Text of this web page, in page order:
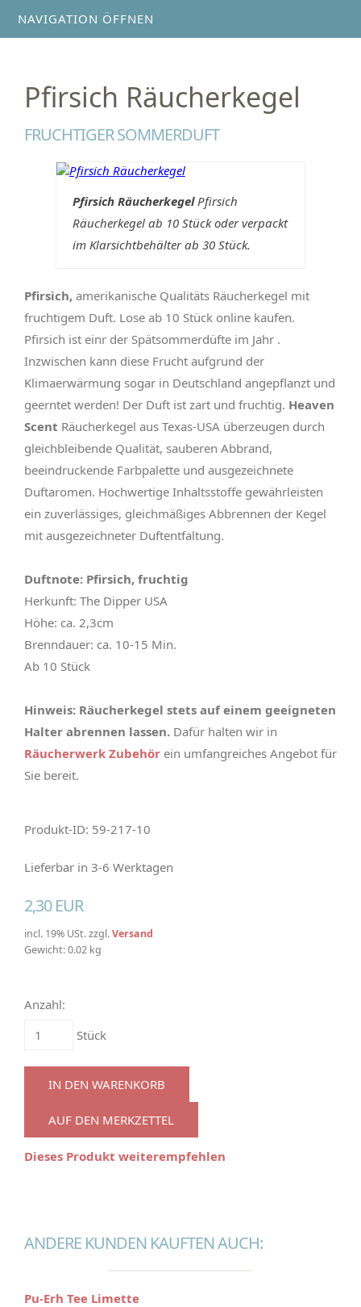
NAVIGATION ÖFFNEN
Pfirsich Räucherkegel
FRUCHTIGER SOMMERDUFT
Pfirsich RäucherkegelPfirsich
Räucherkegel ab 10 Stück oder verpackt
im Klarsichtbehälter ab 30 Stück.
Pfirsich, amerikanische Qualitäts Räucherkegel mit
fruchtigem Duft. Lose ab 10 Stück online kaufen.
Pfirsich ist einr der Spätsommerdüfte im Jahr .
Inzwischen kann diese Frucht aufgrund der
Klimaerwärmung sogar in Deutschland angepflanzt und
geerntet werden! Der Duft ist zart und fruchtig. Heaven
Scent Räucherkegel aus Texas-USA überzeugen durch
gleichbleibende Qualität, sauberen Abbrand,
beeindruckende Farbpalette und ausgezeichnete
Duftaromen. Hochwertige Inhaltsstoffe gewährleisten
ein zuverlässiges, gleichmäßiges Abbrennen der Kegel
mit ausgezeichneter Duftentfaltung.
Duftnote: Pfirsich, fruchtig
Herkunft: The Dipper USA
Höhe: ca. 2,3cm
Brenndauer: ca. 10-15 Min.
Ab 10 Stück
Hinweis: Räucherkegel stets auf einem geeigneten
Halter abrennen lassen. Dafür halten wir in
Räucherwerk Zubehör ein umfangreiches Angebot für
Sie bereit.
Produkt-ID: 59-217-10
Lieferbar in 3-6 Werktagen
2,30 EUR
incl. 19% USt. zzgl.Versand
Gewicht: 0.02 kg
Anzahl:
Stück
IN DEN WARENKORB
AUF DEN MERKZETTEL
Dieses Produkt weiterempfehlen
ANDERE KUNDEN KAUFTEN AUCH:
Pu-Erh Tee Limette